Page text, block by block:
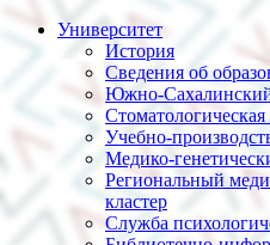
Университет
История
Сведения об
Южно-
Учебно-
Медико-
Региональный
кластер
Служба